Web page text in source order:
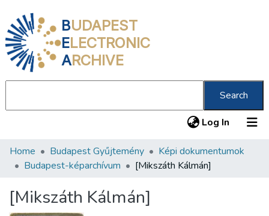
BUDAPEST
ELECTRONIC
ARCHIVE
Search
Log In (current)
Communities & Collections
Statistics
Home Budapest Gyűjtemény
Képi dokumentumok
Budapest-képarchívum
[Mikszáth Kálmán]
[Mikszáth Kálmán]